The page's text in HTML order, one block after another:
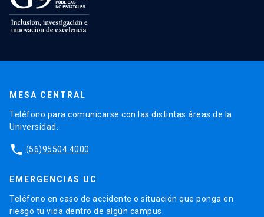
MESA CENTRAL
Teléfono para comunicarse con las distintas áreas de la
Universidad.
phone (56)95504 4000
EMERGENCIAS UC
Teléfono en caso de accidente o situación que ponga en
riesgo tu vida dentro de algún campus.